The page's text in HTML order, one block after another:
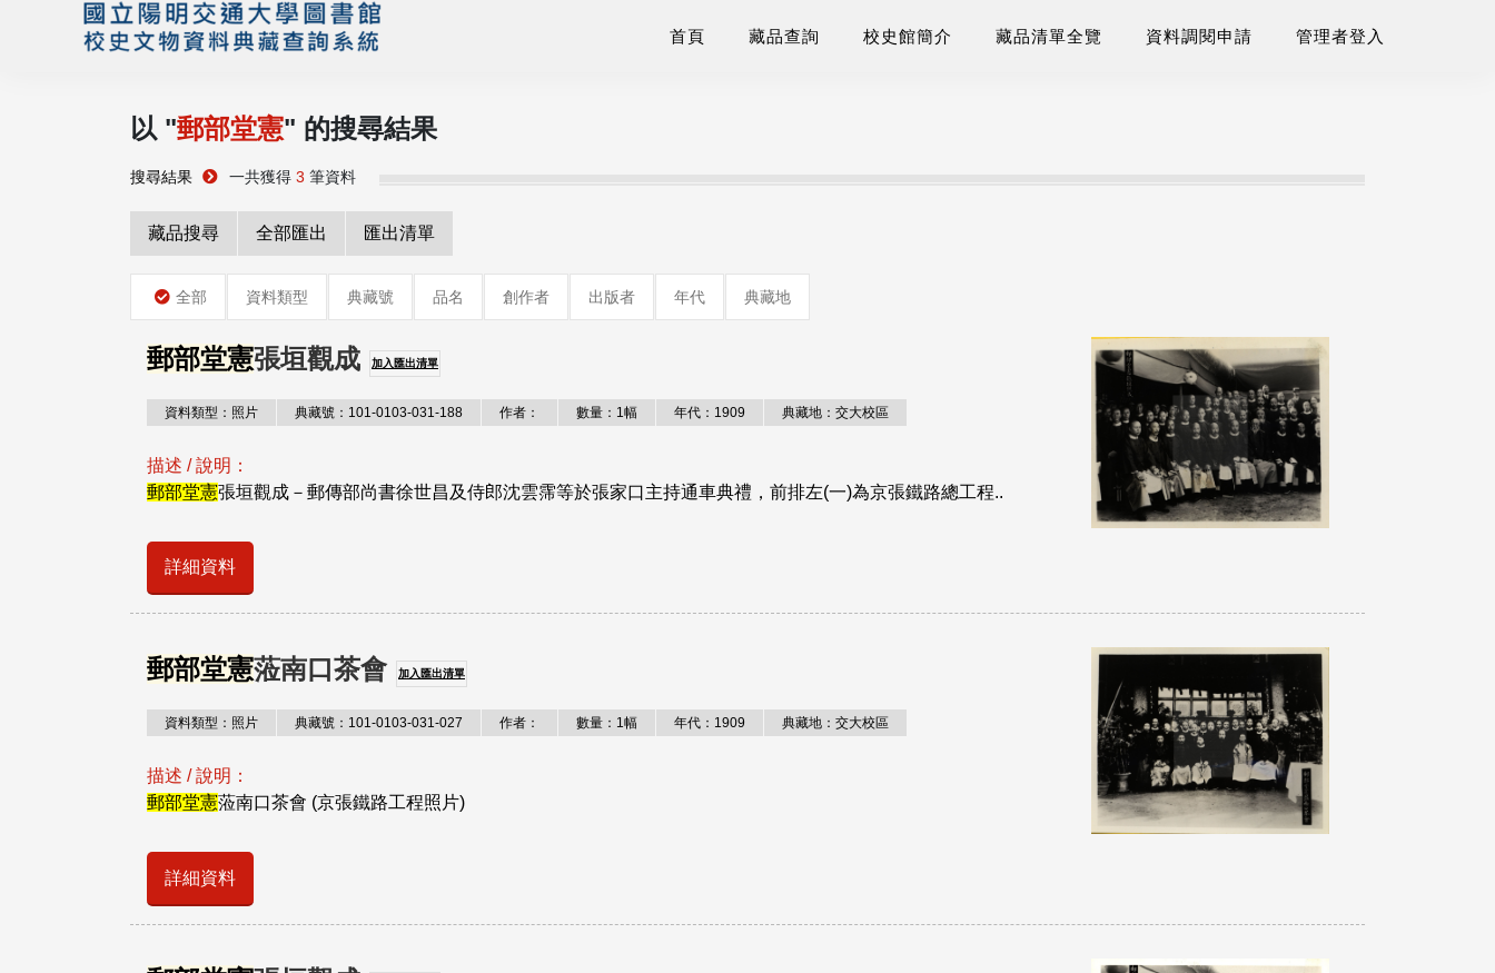
首頁 藏品查詢 校史館簡介 藏品清單全覽 資料調閱申請 管理者登入
以 "郵部堂憲" 的搜尋結果
搜尋結果 一共獲得 3 筆資料
藏品搜尋 全部匯出 匯出清單
全部 資料類型 典藏號 品名 創作者 出版者 年代 典藏地
郵部堂憲張垣觀成 加入匯出清單
資料類型：照片 典藏號：101-0103-031-188 作者： 數量：1幅 年代：1909 典藏地：交大校區
描述 / 說明：
郵部堂憲張垣觀成－郵傳部尚書徐世昌及侍郎沈雲霈等於張家口主持通車典禮，前排左(一)為京張鐵路總工程..
詳細資料
郵部堂憲蒞南口茶會 加入匯出清單
資料類型：照片 典藏號：101-0103-031-027 作者： 數量：1幅 年代：1909 典藏地：交大校區
描述 / 說明：
郵部堂憲蒞南口茶會 (京張鐵路工程照片)
詳細資料